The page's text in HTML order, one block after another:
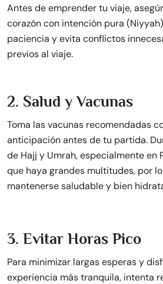
Antes de emprender tu viaje,
corazón con intención pura
paciencia y evita conflictos
previos al viaje.
2. Salud y Vacunas
Toma las vacunas recomendadas
anticipación antes de tu partida.
de Hajj y Umrah, especialmente en
que haya grandes multitudes, por
mantenerse saludable y bien
3. Evitar Horas Pico
Para minimizar largas esperas y
experiencia más tranquila, intenta